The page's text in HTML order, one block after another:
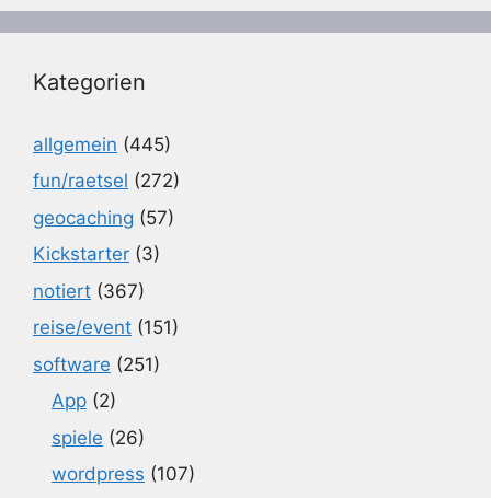
Kategorien
allgemein (445)
fun/raetsel (272)
geocaching (57)
Kickstarter (3)
notiert (367)
reise/event (151)
software (251)
App (2)
spiele (26)
wordpress (107)